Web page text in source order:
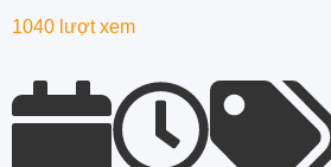
1040 lượt xem